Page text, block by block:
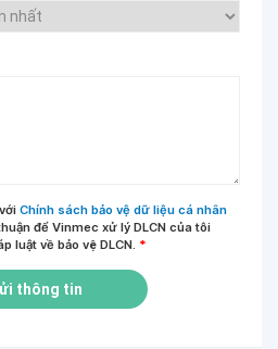
Chính sách bảo vệ dữ liệu cá nhân
để Vinmec xử lý DLCN của tôi
luật về bảo vệ DLCN. *
thông tin